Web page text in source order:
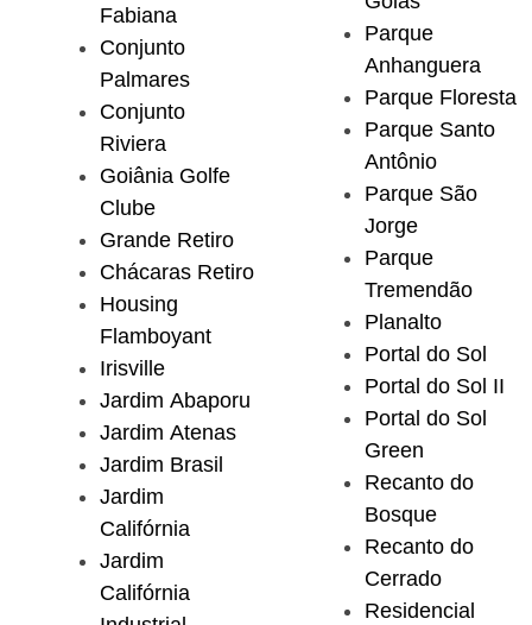
Fabiana
Conjunto
Palmares
Conjunto
Riviera
Goiânia Golfe
Clube
Grande Retiro
Chácaras Retiro
Housing
Flamboyant
Irisville
Jardim Abaporu
Jardim Atenas
Jardim Brasil
Jardim
Califórnia
Jardim
Califórnia
Parque
Anhanguera
Parque Floresta
Parque Santo
Antônio
Parque São
Jorge
Parque
Tremendão
Planalto
Portal do Sol
Portal do Sol II
Portal do Sol
Green
Recanto do
Bosque
Recanto do
Cerrado
Residencial